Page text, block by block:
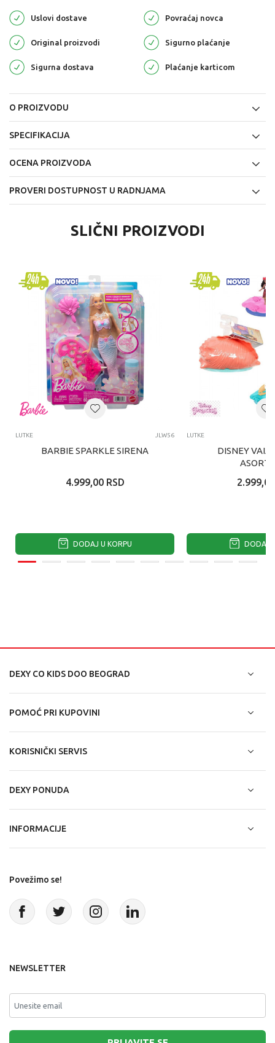
Uslovi dostave Povraćaj novca
Original proizvodi Sigurno plaćanje
Sigurna dostava Plaćanje karticom
O PROIZVODU
SPECIFIKACIJA
OCENA PROIZVODA
PROVERI DOSTUPNOST U RADNJAMA
SLIČNI PROIZVODI
LUTKE JLW56
BARBIE SPARKLE SIRENA
4.999,00 RSD
DODAJ U KORPU
LUTKE
DISNEY
2.999,00
DODAJ
DEXY CO KIDS DOO BEOGRAD
POMOĆ PRI KUPOVINI
KORISNIČKI SERVIS
DEXY PONUDA
INFORMACIJE
Povežimo se!
NEWSLETTER